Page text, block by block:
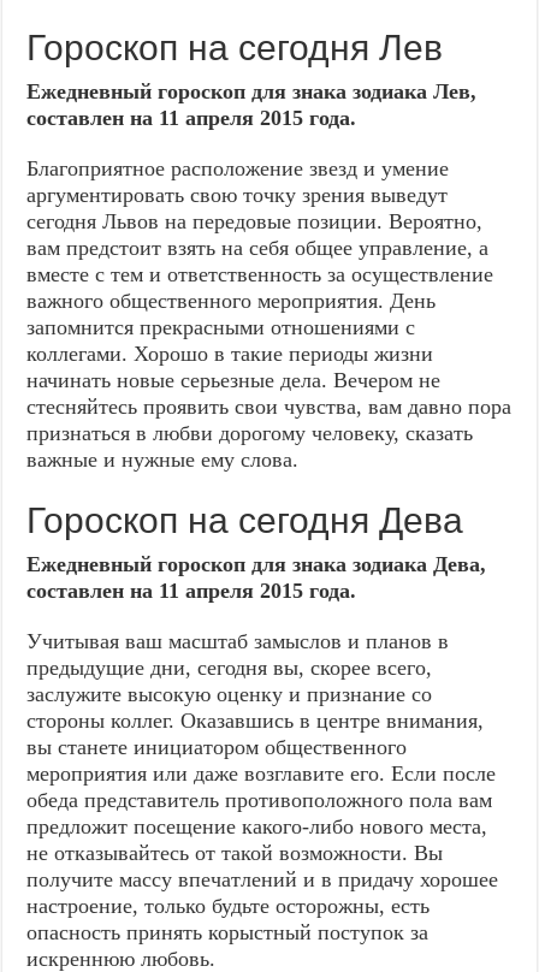
Гороскоп на сегодня Лев
Ежедневный гороскоп для знака зодиака Лев,
составлен на 11 апреля 2015 года.
Благоприятное расположение звезд и умение
аргументировать свою точку зрения выведут
сегодня Львов на передовые позиции. Вероятно,
вам предстоит взять на себя общее управление, а
вместе с тем и ответственность за осуществление
важного общественного мероприятия. День
запомнится прекрасными отношениями с
коллегами. Хорошо в такие периоды жизни
начинать новые серьезные дела. Вечером не
стесняйтесь проявить свои чувства, вам давно пора
признаться в любви дорогому человеку, сказать
важные и нужные ему слова.
Гороскоп на сегодня Дева
Ежедневный гороскоп для знака зодиака Дева,
составлен на 11 апреля 2015 года.
Учитывая ваш масштаб замыслов и планов в
предыдущие дни, сегодня вы, скорее всего,
заслужите высокую оценку и признание со
стороны коллег. Оказавшись в центре внимания,
вы станете инициатором общественного
мероприятия или даже возглавите его. Если после
обеда представитель противоположного пола вам
предложит посещение какого-либо нового места,
не отказывайтесь от такой возможности. Вы
получите массу впечатлений и в придачу хорошее
настроение, только будьте осторожны, есть
опасность принять корыстный поступок за
искреннюю любовь.